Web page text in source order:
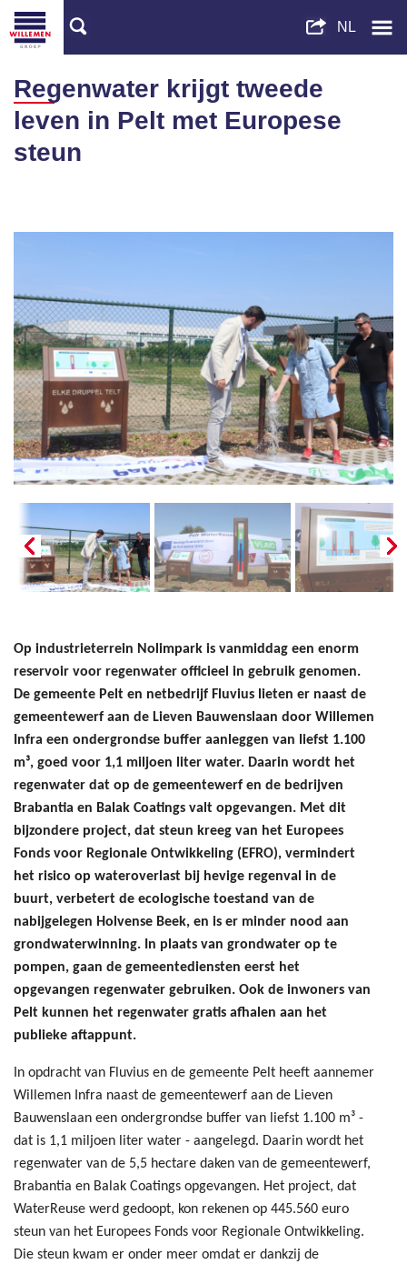
Regenwater krijgt tweede
leven in Pelt met Europese
steun
Op industrieterrein Nolimpark is vanmiddag een enorm
reservoir voor regenwater officieel in gebruik genomen.
De gemeente Pelt en netbedrijf Fluvius lieten er naast de
gemeentewerf aan de Lieven Bauwenslaan door Willemen
Infra een ondergrondse buffer aanleggen van liefst 1.100
m³, goed voor 1,1 miljoen liter water. Daarin wordt het
regenwater dat op de gemeentewerf en de bedrijven
Brabantia en Balak Coatings valt opgevangen. Met dit
bijzondere project, dat steun kreeg van het Europees
Fonds voor Regionale Ontwikkeling (EFRO), vermindert
het risico op wateroverlast bij hevige regenval in de
buurt, verbetert de ecologische toestand van de
nabijgelegen Holvense Beek, en is er minder nood aan
grondwaterwinning. In plaats van grondwater op te
pompen, gaan de gemeentediensten eerst het
opgevangen regenwater gebruiken. Ook de inwoners van
Pelt kunnen het regenwater gratis afhalen aan het
publieke aftappunt.
In opdracht van Fluvius en de gemeente Pelt heeft aannemer
Willemen Infra naast de gemeentewerf aan de Lieven
Bauwenslaan een ondergrondse buffer van liefst 1.100 m³ -
dat is 1,1 miljoen liter water - aangelegd. Daarin wordt het
regenwater van de 5,5 hectare daken van de gemeentewerf,
Brabantia en Balak Coatings opgevangen. Het project, dat
WaterReuse werd gedoopt, kon rekenen op 445.560 euro
steun van het Europees Fonds voor Regionale Ontwikkeling.
Die steun kwam er onder meer omdat er dankzij de